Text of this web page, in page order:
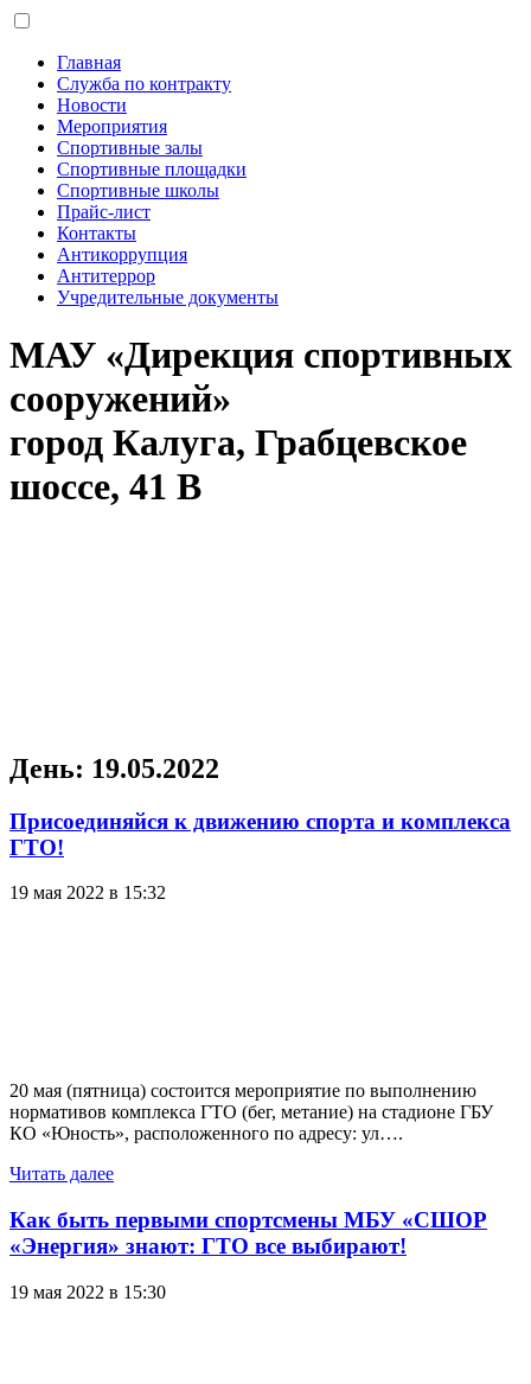
Главная
Служба по контракту
Новости
Мероприятия
Спортивные залы
Спортивные площадки
Спортивные школы
Прайс-лист
Контакты
Антикоррупция
Антитеррор
Учредительные документы
МАУ «Дирекция спортивных
сооружений»
город Калуга, Грабцевское
шоссе, 41 В
День: 19.05.2022
Присоединяйся к движению спорта и комплекса
ГТО!
19 мая 2022 в 15:32
20 мая (пятница) состоится мероприятие по выполнению
нормативов комплекса ГТО (бег, метание) на стадионе ГБУ
КО «Юность», расположенного по адресу: ул….
Читать далее
Как быть первыми спортсмены МБУ «СШОР
«Энергия» знают: ГТО все выбирают!
19 мая 2022 в 15:30